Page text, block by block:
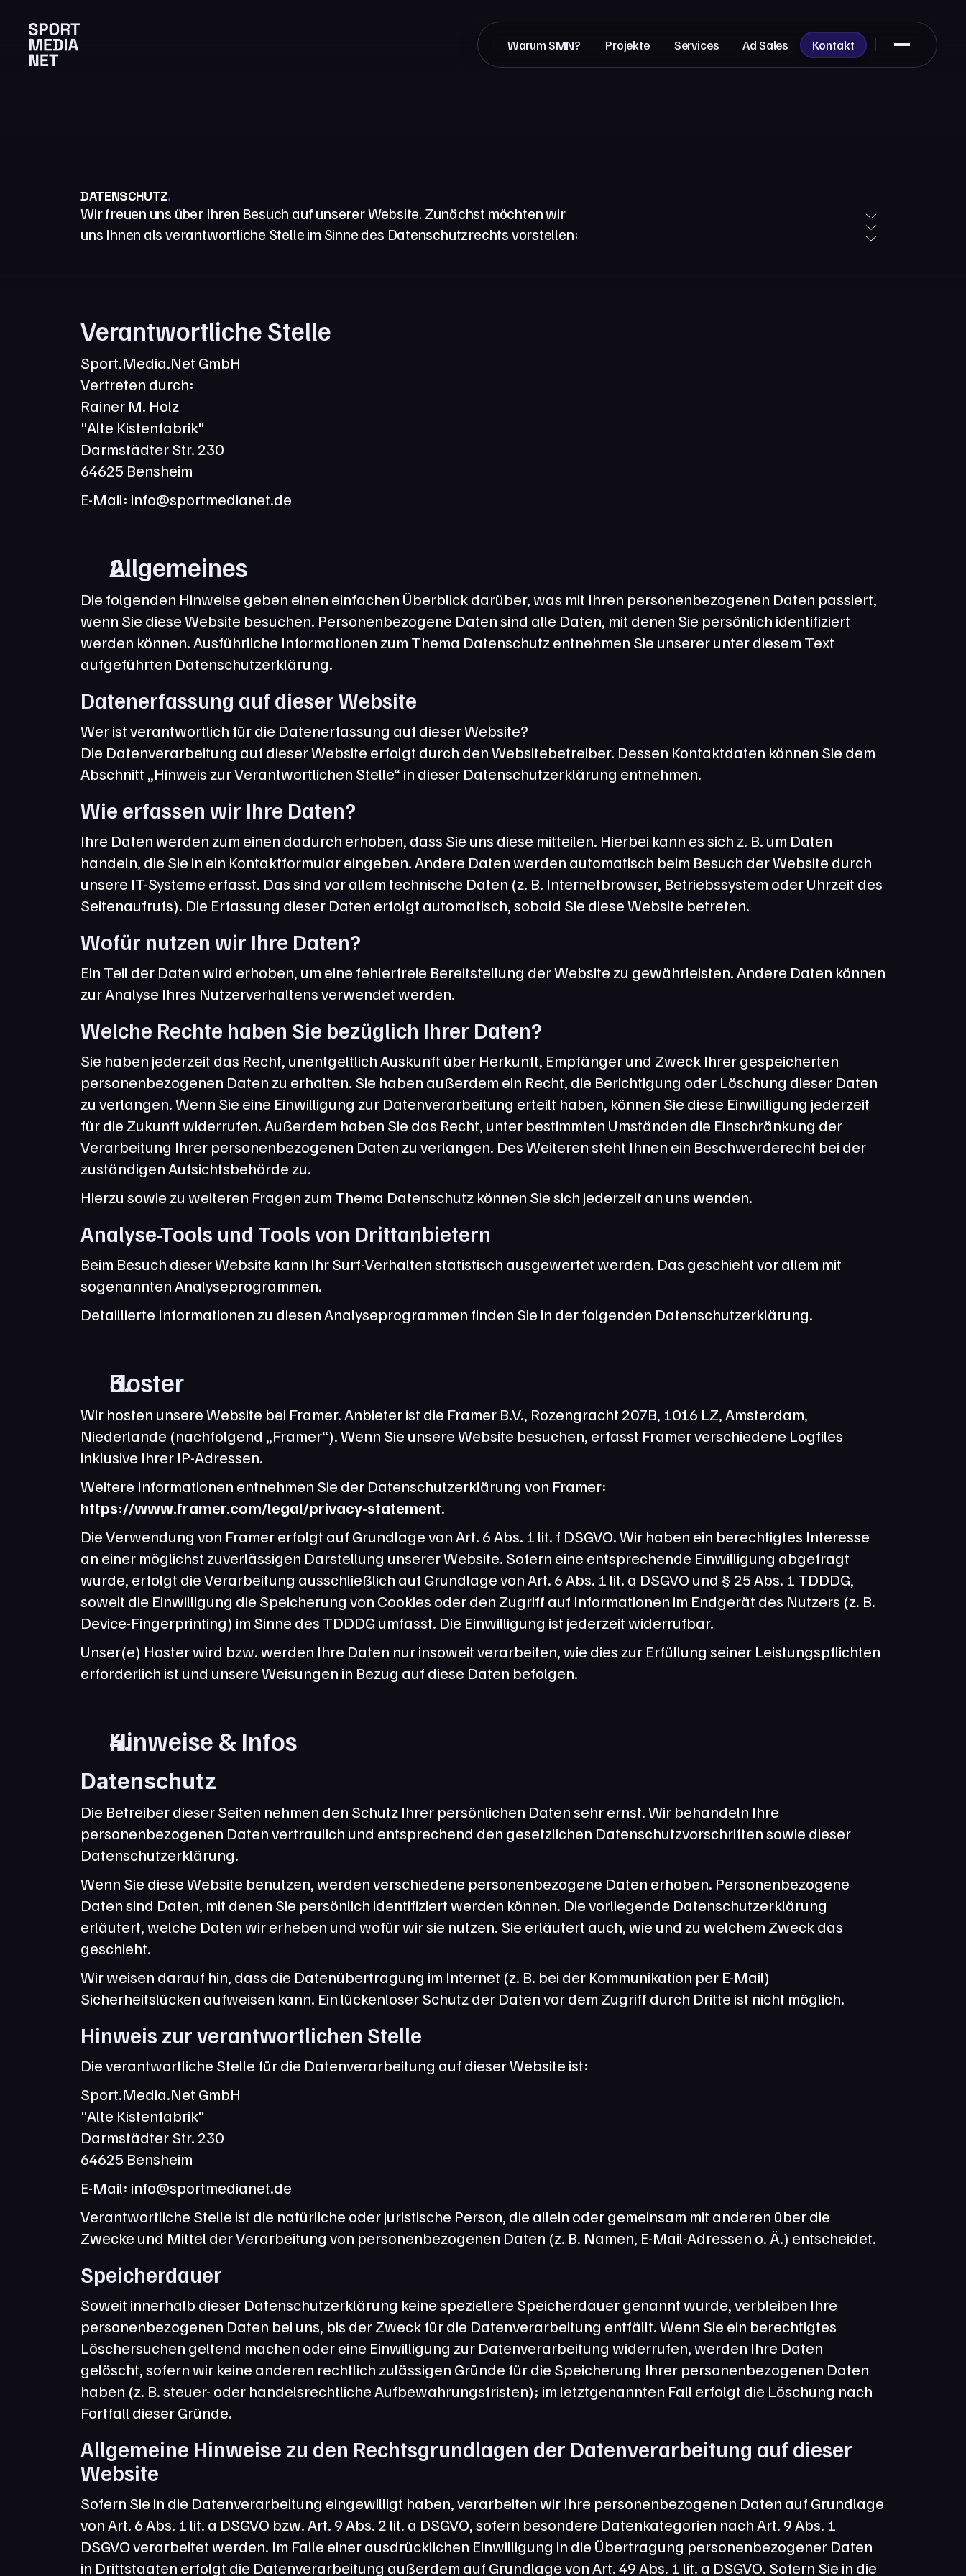
Warum SMN? Projekte Services Ad Sales Kontakt
DATENSCHUTZ.
Wir freuen uns über Ihren Besuch auf unserer Website. Zunächst möchten wir
uns Ihnen als verantwortliche Stelle im Sinne des Datenschutzrechts vorstellen:
Verantwortliche Stelle
Sport.Media.Net GmbH
Vertreten durch:
Rainer M. Holz
"Alte Kistenfabrik"
Darmstädter Str. 230
64625 Bensheim
E-Mail: info@sportmedianet.de
Allgemeines
Die folgenden Hinweise geben einen einfachen Überblick darüber, was mit Ihren personenbezogenen Daten passiert,
wenn Sie diese Website besuchen. Personenbezogene Daten sind alle Daten, mit denen Sie persönlich identifiziert
werden können. Ausführliche Informationen zum Thema Datenschutz entnehmen Sie unserer unter diesem Text
aufgeführten Datenschutzerklärung.
Datenerfassung auf dieser Website
Wer ist verantwortlich für die Datenerfassung auf dieser Website?
Die Datenverarbeitung auf dieser Website erfolgt durch den Websitebetreiber. Dessen Kontaktdaten können Sie dem
Abschnitt „Hinweis zur Verantwortlichen Stelle“ in dieser Datenschutzerklärung entnehmen.
Wie erfassen wir Ihre Daten?
Ihre Daten werden zum einen dadurch erhoben, dass Sie uns diese mitteilen. Hierbei kann es sich z. B. um Daten
handeln, die Sie in ein Kontaktformular eingeben. Andere Daten werden automatisch beim Besuch der Website durch
unsere IT-Systeme erfasst. Das sind vor allem technische Daten (z. B. Internetbrowser, Betriebssystem oder Uhrzeit des
Seitenaufrufs). Die Erfassung dieser Daten erfolgt automatisch, sobald Sie diese Website betreten.
Wofür nutzen wir Ihre Daten?
Ein Teil der Daten wird erhoben, um eine fehlerfreie Bereitstellung der Website zu gewährleisten. Andere Daten können
zur Analyse Ihres Nutzerverhaltens verwendet werden.
Welche Rechte haben Sie bezüglich Ihrer Daten?
Sie haben jederzeit das Recht, unentgeltlich Auskunft über Herkunft, Empfänger und Zweck Ihrer gespeicherten
personenbezogenen Daten zu erhalten. Sie haben außerdem ein Recht, die Berichtigung oder Löschung dieser Daten
zu verlangen. Wenn Sie eine Einwilligung zur Datenverarbeitung erteilt haben, können Sie diese Einwilligung jederzeit
für die Zukunft widerrufen. Außerdem haben Sie das Recht, unter bestimmten Umständen die Einschränkung der
Verarbeitung Ihrer personenbezogenen Daten zu verlangen. Des Weiteren steht Ihnen ein Beschwerderecht bei der
zuständigen Aufsichtsbehörde zu.
Hierzu sowie zu weiteren Fragen zum Thema Datenschutz können Sie sich jederzeit an uns wenden.
Analyse-Tools und Tools von Dritt­anbietern
Beim Besuch dieser Website kann Ihr Surf-Verhalten statistisch ausgewertet werden. Das geschieht vor allem mit
sogenannten Analyseprogrammen.
Detaillierte Informationen zu diesen Analyseprogrammen finden Sie in der folgenden Datenschutzerklärung.
Hoster
Wir hosten unsere Website bei Framer. Anbieter ist die Framer B.V., Rozengracht 207B, 1016 LZ, Amsterdam,
Niederlande (nachfolgend „Framer“). Wenn Sie unsere Website besuchen, erfasst Framer verschiedene Logfiles
inklusive Ihrer IP-Adressen.
https://www.framer.com/legal/privacy-statement.
Die Verwendung von Framer erfolgt auf Grundlage von Art. 6 Abs. 1 lit. f DSGVO. Wir haben ein berechtigtes Interesse
an einer möglichst zuverlässigen Darstellung unserer Website. Sofern eine entsprechende Einwilligung abgefragt
wurde, erfolgt die Verarbeitung ausschließlich auf Grundlage von Art. 6 Abs. 1 lit. a DSGVO und § 25 Abs. 1 TDDDG,
soweit die Einwilligung die Speicherung von Cookies oder den Zugriff auf Informationen im Endgerät des Nutzers (z. B.
Device-Fingerprinting) im Sinne des TDDDG umfasst. Die Einwilligung ist jederzeit widerrufbar.
Unser(e) Hoster wird bzw. werden Ihre Daten nur insoweit verarbeiten, wie dies zur Erfüllung seiner Leistungspflichten
erforderlich ist und unsere Weisungen in Bezug auf diese Daten befolgen.
Hinweise & Infos
Datenschutz
Die Betreiber dieser Seiten nehmen den Schutz Ihrer persönlichen Daten sehr ernst. Wir behandeln Ihre
personenbezogenen Daten vertraulich und entsprechend den gesetzlichen Datenschutzvorschriften sowie dieser
Datenschutzerklärung.
Wenn Sie diese Website benutzen, werden verschiedene personenbezogene Daten erhoben. Personenbezogene
Daten sind Daten, mit denen Sie persönlich identifiziert werden können. Die vorliegende Datenschutzerklärung
erläutert, welche Daten wir erheben und wofür wir sie nutzen. Sie erläutert auch, wie und zu welchem Zweck das
geschieht.
Wir weisen darauf hin, dass die Datenübertragung im Internet (z. B. bei der Kommunikation per E-Mail)
Sicherheitslücken aufweisen kann. Ein lückenloser Schutz der Daten vor dem Zugriff durch Dritte ist nicht möglich.
Hinweis zur verantwortlichen Stelle
Die verantwortliche Stelle für die Datenverarbeitung auf dieser Website ist:
Sport.Media.Net GmbH
"Alte Kistenfabrik"
Darmstädter Str. 230
64625 Bensheim
E-Mail: info@sportmedianet.de
Verantwortliche Stelle ist die natürliche oder juristische Person, die allein oder gemeinsam mit anderen über die
Zwecke und Mittel der Verarbeitung von personenbezogenen Daten (z. B. Namen, E-Mail-Adressen o. Ä.) entscheidet.
Speicherdauer
Soweit innerhalb dieser Datenschutzerklärung keine speziellere Speicherdauer genannt wurde, verbleiben Ihre
personenbezogenen Daten bei uns, bis der Zweck für die Datenverarbeitung entfällt. Wenn Sie ein berechtigtes
Löschersuchen geltend machen oder eine Einwilligung zur Datenverarbeitung widerrufen, werden Ihre Daten
gelöscht, sofern wir keine anderen rechtlich zulässigen Gründe für die Speicherung Ihrer personenbezogenen Daten
haben (z. B. steuer- oder handelsrechtliche Aufbewahrungsfristen); im letztgenannten Fall erfolgt die Löschung nach
Fortfall dieser Gründe.
Allgemeine Hinweise zu den Rechtsgrundlagen der Datenverarbeitung auf dieser
Website
Sofern Sie in die Datenverarbeitung eingewilligt haben, verarbeiten wir Ihre personenbezogenen Daten auf Grundlage
von Art. 6 Abs. 1 lit. a DSGVO bzw. Art. 9 Abs. 2 lit. a DSGVO, sofern besondere Datenkategorien nach Art. 9 Abs. 1
DSGVO verarbeitet werden. Im Falle einer ausdrücklichen Einwilligung in die Übertragung personenbezogener Daten
in Drittstaaten erfolgt die Datenverarbeitung außerdem auf Grundlage von Art. 49 Abs. 1 lit. a DSGVO. Sofern Sie in die